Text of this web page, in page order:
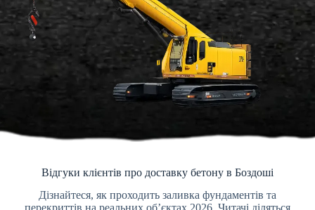
Відгуки клієнтів про доставку бетону в Боздоші
Дізнайтеся, як проходить заливка фундаментів та